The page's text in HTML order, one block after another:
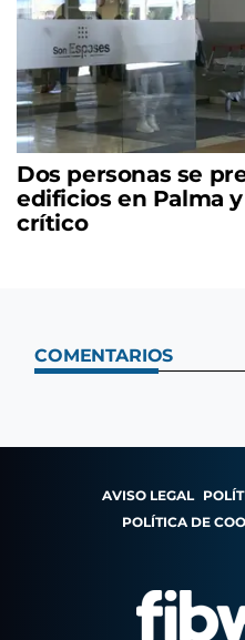
Dos personas se
edificios en Palma
crítico
COMENTARIOS
AVISO LEGAL
POLÍTICA DE